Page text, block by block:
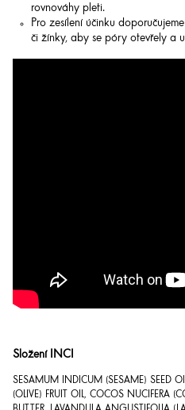
rovnováhy pleti.
Pro zesílení účinku
či žínky, aby se póry otevřely a
Složení INCI
SESAMUM INDICUM (SESAME) SEED
(OLIVE) FRUIT OIL, COCOS NUCIFERA